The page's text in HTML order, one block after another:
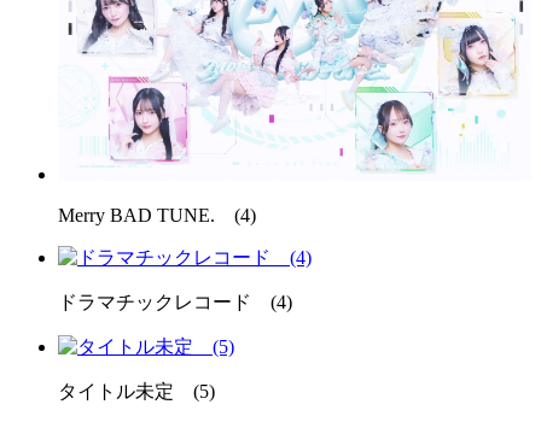
Merry BAD TUNE. (4)
ドラマチックレコード (4)
タイトル未定 (5)